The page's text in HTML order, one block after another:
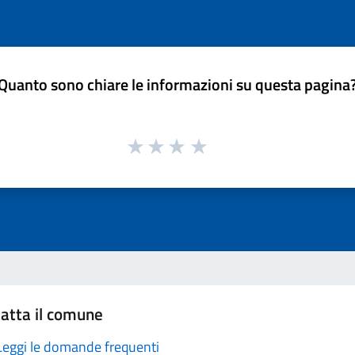
sono chiare le informazioni su questa
il comune
le domande frequenti